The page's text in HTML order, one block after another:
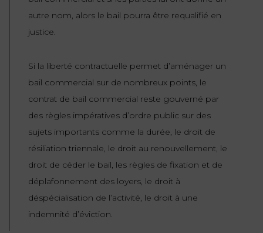
PENSION
ALIMENTAIRE
PRESTATION
COMPENSATOIRE
PRÉJUDICE
CORPOREL
ENTREPRISES
EN
PERSONNES
PUBLIQUES
AGN
HAUSSMANN
DROIT
DU
TOURISME
FONCTION
autre nom, alors le bail pourra être requalifié en
justice.
Si la liberté contractuelle permet d’aménager un
bail commercial sur de nombreux points, le
contrat de bail commercial reste gouverné par
des règles impératives d’ordre public sur des
sujets importants comme la durée, le droit de
résiliation triennale, le droit au renouvellement, le
droit de céder le bail, les règles de fixation et de
déplafonnement des loyers, le droit à
déspécialisation de l’activité, le droit à une
indemnité d’éviction.